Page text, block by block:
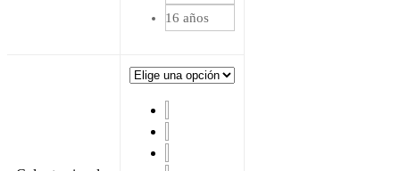
16 años